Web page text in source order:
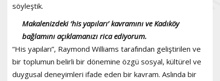
söyleştik.
Makalenizdeki ‘his yapıları’ kavramını ve Kadıköy
bağlamını açıklamanızı rica ediyorum.
“His yapıları”, Raymond Williams tarafından geliştirilen ve
bir toplumun belirli bir dönemine özgü sosyal, kültürel ve
duygusal deneyimleri ifade eden bir kavram. Aslında bir